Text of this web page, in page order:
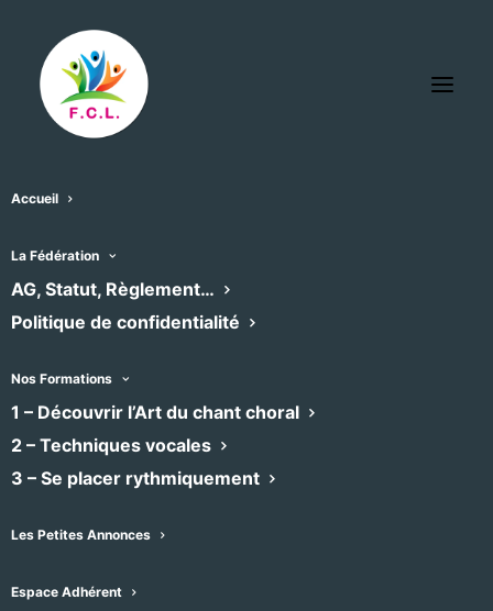
Accueil
La Fédération
AG, Statut, Règlement…
Politique de confidentialité
Nos Formations
1 – Découvrir l’Art du chant choral
2 – Techniques vocales
3 – Se placer rythmiquement
Les Petites Annonces
Espace Adhérent
L’agenda des chœurs
adhérents
Retrouvez ici l’agenda des concerts et
formations des chœurs adhérents à la
Fédération, filtrable par emplacement et
choisir le type d’affichage qui vous
ou carte), en cliquant sur le menu